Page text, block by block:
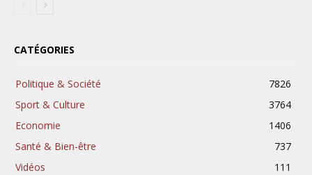
CATÉGORIES
Politique & Société
7826
Sport & Culture
3764
Economie
1406
Santé & Bien-être
737
Vidéos
111